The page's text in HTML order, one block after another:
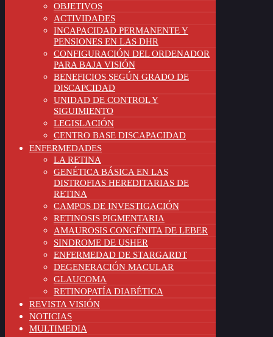
OBJETIVOS
ACTIVIDADES
INCAPACIDAD PERMANENTE Y
PENSIONES EN LAS DHR
CONFIGURACIÓN DEL ORDENADOR
PARA BAJA VISIÓN
BENEFICIOS SEGÚN GRADO DE
DISCAPCIDAD
UNIDAD DE CONTROL Y
SIGUIMIENTO
LEGISLACIÓN
CENTRO BASE DISCAPACIDAD
ENFERMEDADES
LA RETINA
GENÉTICA BÁSICA EN LAS
DISTROFIAS HEREDITARIAS DE
RETINA
CAMPOS DE INVESTIGACIÓN
RETINOSIS PIGMENTARIA
AMAUROSIS CONGÉNITA DE LEBER
SINDROME DE USHER
ENFERMEDAD DE STARGARDT
DEGENERACIÓN MACULAR
GLAUCOMA
RETINOPATÍA DIABÉTICA
REVISTA VISIÓN
NOTICIAS
MULTIMEDIA